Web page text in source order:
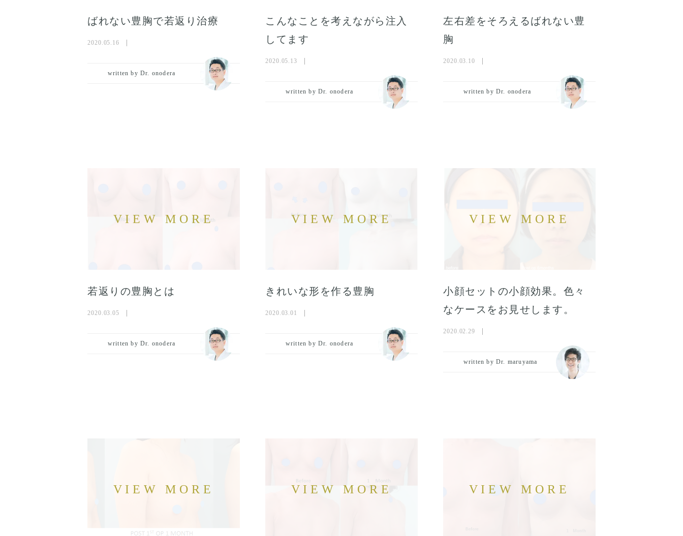
ばれない豊胸で若返り治療
2020.05.16
written by Dr. onodera
こんなことを考えながら注入
してます
2020.05.13
written by Dr. onodera
左右差をそろえるばれない豊
胸
2020.03.10
written by Dr. onodera
若返りの豊胸とは
2020.03.05
written by Dr. onodera
きれいな形を作る豊胸
2020.03.01
written by Dr. onodera
小顔セットの小顔効果。色々
なケースをお見せします。
2020.02.29
written by Dr. maruyama